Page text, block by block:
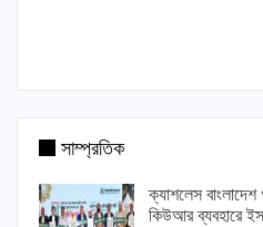
সাম্প্রতিক
ক্যাশলেস বাংলাদেশ
কিউআর ব্যবহারে